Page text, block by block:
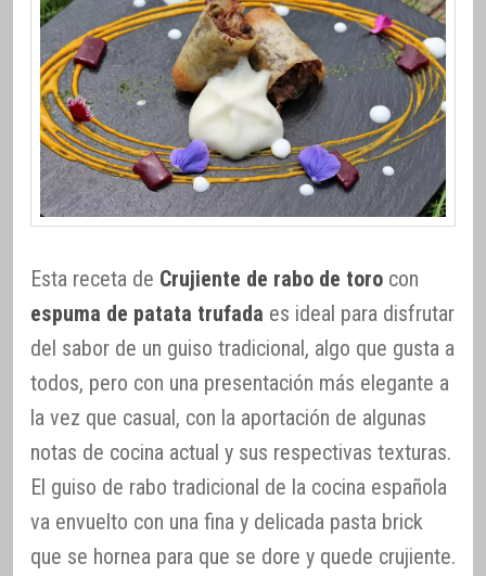
Esta receta de Crujiente de rabo de toro con
espuma de patata trufada es ideal para disfrutar
del sabor de un guiso tradicional, algo que gusta a
todos, pero con una presentación más elegante a
la vez que casual, con la aportación de algunas
notas de cocina actual y sus respectivas texturas.
El guiso de rabo tradicional de la cocina española
va envuelto con una fina y delicada pasta brick
que se hornea para que se dore y quede crujiente.